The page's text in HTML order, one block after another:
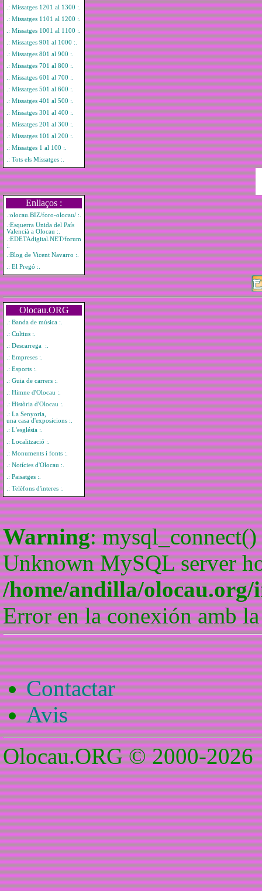
.: Missatges 1201 al 1300 :.
.: Missatges 1101 al 1200 :.
.: Missatges 1001 al 1100 :.
.: Missatges 901 al 1000 :.
.: Missatges 801 al 900 :.
.: Missatges 701 al 800 :.
.: Missatges 601 al 700 :.
.: Missatges 501 al 600 :.
.: Missatges 401 al 500 :.
.: Missatges 301 al 400 :.
.: Missatges 201 al 300 :.
.: Missatges 101 al 200 :.
.: Missatges 1 al 100 :.
.: Tots els Missatges :.
Enllaços :
.:olocau.BIZ/foro-olocau/ :.
.:Esquerra Unida del País
Valencià a Olocau :.
.:EDETAdigital.NET/forum
:.
.:Blog de Vicent Navarro :.
.: El Pregó :.
Olocau.ORG
.: Banda de música :.
.: Cultius :.
.: Descarrega :.
.: Empreses :.
.: Esports :.
.: Guia de carrers :.
.: Himne d'Olocau :.
.: Història d'Olocau :.
.: La Senyoria,
una casa d'exposicions :.
.: L'església :.
.: Localització :.
.: Monuments i fonts :.
.: Notícies d'Olocau :.
.: Paisatges :.
.: Telèfons d'interes :.
Warning:
Unknown MySQL server
/home/andilla/olocau.org/
Error en la conexión amb
Contactar
Avis
Olocau.ORG © 2000-2026